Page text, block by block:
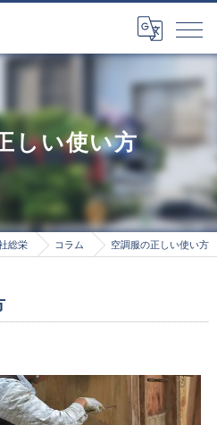
しい使い方
総栄 コラム 空調服の正しい使い方